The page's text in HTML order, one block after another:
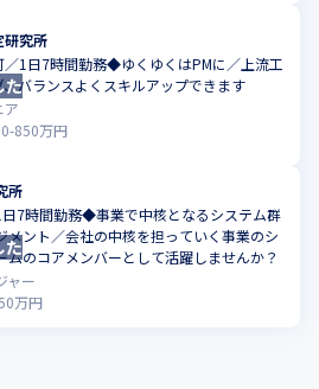
研究所
1日7時間勤務◆ゆくゆくはPMに／上流工
バランスよくスキルアップできます
ア
-850万円
た
所
7時間勤務◆事業で中核となるシステム群
メント／会社の中核を担っていく事業のシ
ムのコアメンバーとして活躍しませんか？
ャー
万円
た